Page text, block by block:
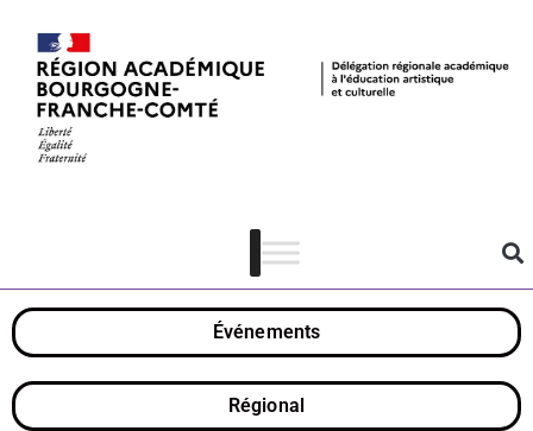
Challenge
Innov’ 2023
Événements
Régional